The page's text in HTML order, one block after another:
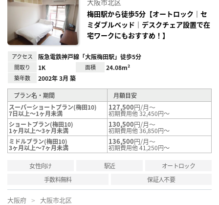
り登
録
梅田駅から徒歩5分【オートロック｜セ
ミダブルベッド｜デスクチェア設置で在
宅ワークにもおすすめ！】
アクセス 阪急電鉄神戸線「大阪梅田駅」徒歩5分
間取り 1K 面積 24.08m²
築年数 2002年 3月 築
プラン名・期間
月額目安
スーパーショートプラン(梅田10)
7日以上～1ヶ月未満
127,500円/月～
初期費用他 32,450円～
ショートプラン(梅田10)
1ヶ月以上～3ヶ月未満
130,500円/月～
初期費用他 36,850円～
ミドルプラン(梅田10)
3ヶ月以上～7ヶ月未満
136,500円/月～
初期費用他 41,250円～
女性向け 駅近
オートロック
手数料無料
保証人不要
大阪府 大阪市北区